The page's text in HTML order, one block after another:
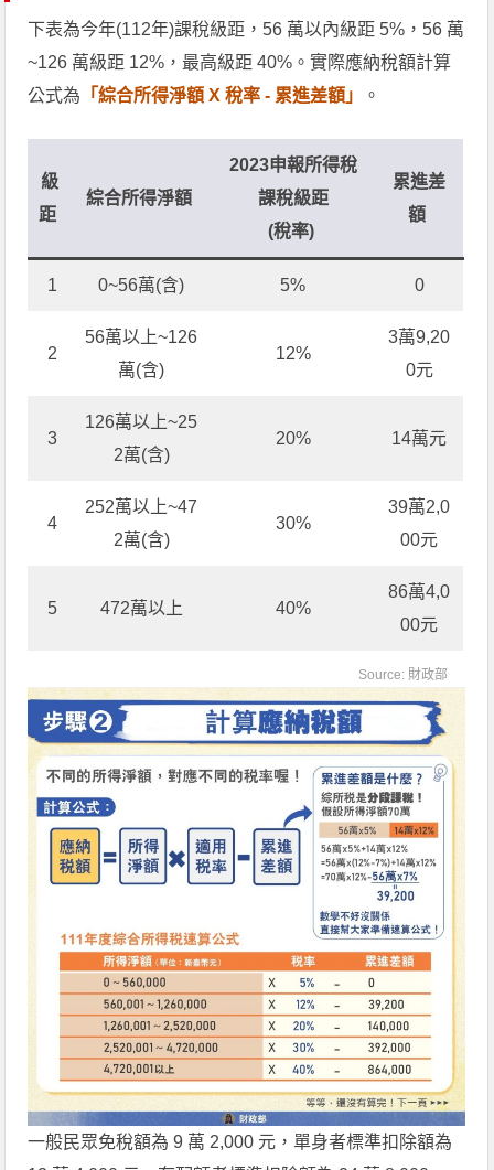
下表為今年(112年)課稅級距，56 萬以內級距 5%，56 萬
~126 萬級距 12%，最高級距 40%。實際應納稅額計算
公式為 「綜合所得淨額 X 稅率 - 累進差額」 。
級
距
綜合所得淨額
2023申報所得稅
課稅級距
(稅率)
累進差
額
1 0~56萬(含) 5% 0
2
56萬以上~126
萬(含)
12%
3萬9,20
0元
3
126萬以上~25
2萬(含)
20% 14萬元
4
252萬以上~47
2萬(含)
30%
39萬2,0
00元
5 472萬以上 40%
86萬4,0
00元
Source: 財政部
一般民眾免稅額為 9 萬 2,000 元，單身者標準扣除額為